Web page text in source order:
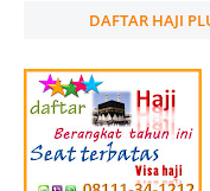
DAFTAR HAJI